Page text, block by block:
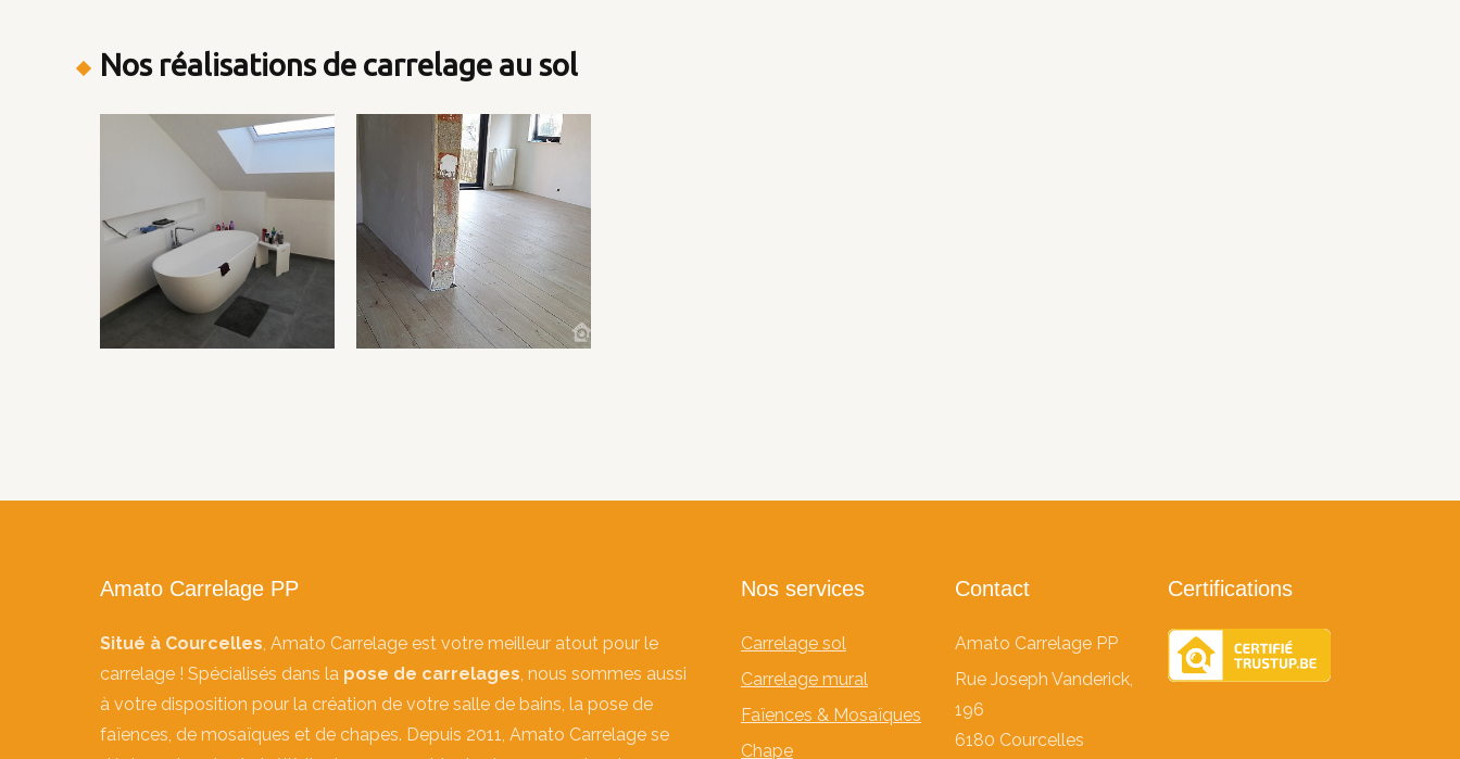
Nos réalisations de carrelage au sol
Amato Carrelage PP
Situé à Courcelles , Amato Carrelage est votre meilleur atout pour le
carrelage ! Spécialisés dans la pose de carrelages , nous sommes aussi
à votre disposition pour la création de votre salle de bains, la pose de
faïences, de mosaïques et de chapes. Depuis 2011, Amato Carrelage se
Nos services
Carrelage sol
Carrelage mural
Faïences & Mosaïques
Chape
Contact
Amato Carrelage PP
Rue Joseph Vanderick,
196
6180 Courcelles
Certifications